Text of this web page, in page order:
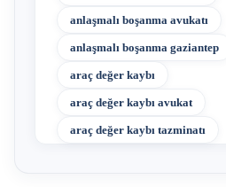
anlaşmalı boşanma avukatı
anlaşmalı boşanma gaziantep
araç değer kaybı
araç değer kaybı avukat
araç değer kaybı tazminatı